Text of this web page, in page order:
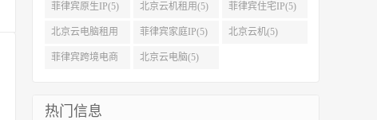
菲律宾原生IP(5) 北京云机租用(5) 菲律宾住宅IP(5)
北京云电脑租用
(5)
菲律宾家庭IP(5) 北京云机(5)
菲律宾跨境电商 北京云电脑(5)
热门信息